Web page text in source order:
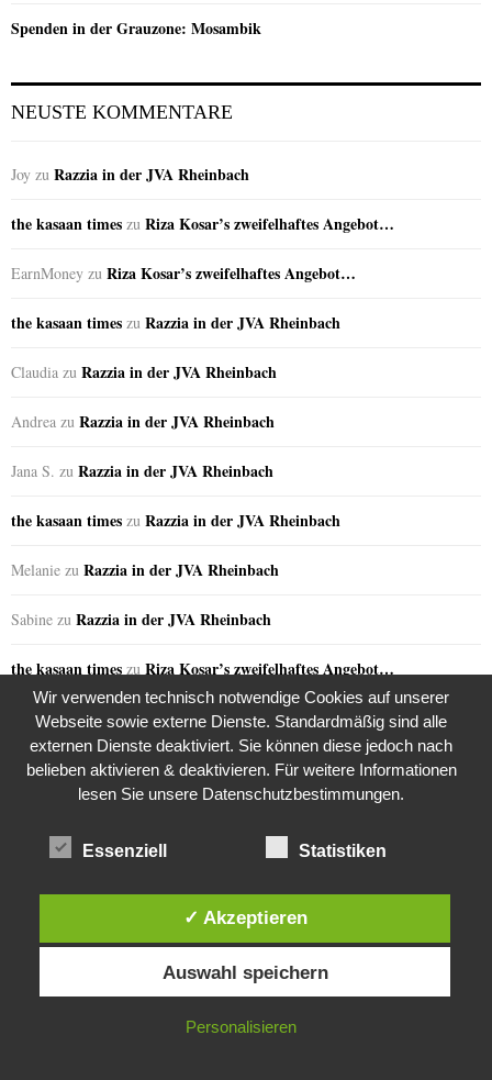
Spenden in der Grauzone: Mosambik
NEUSTE KOMMENTARE
Joy zu Razzia in der JVA Rheinbach
the kasaan times zu Riza Kosar’s zweifelhaftes Angebot…
EarnMoney zu Riza Kosar’s zweifelhaftes Angebot…
the kasaan times zu Razzia in der JVA Rheinbach
Claudia zu Razzia in der JVA Rheinbach
Andrea zu Razzia in der JVA Rheinbach
Jana S. zu Razzia in der JVA Rheinbach
the kasaan times zu Razzia in der JVA Rheinbach
Melanie zu Razzia in der JVA Rheinbach
Sabine zu Razzia in der JVA Rheinbach
the kasaan times zu Riza Kosar’s zweifelhaftes Angebot…
the kasaan timeszuRiza Kosar’s zweifelhaftes Angebot…
the kasaan timeszuRiza Kosar’s zweifelhaftes Angebot…
GERN GELESEN
Diese Website verwendet Cookies. Durch die weitere Nutzung dieser
Website stimmst du der Verwendung von Cookies zu.
IN ORDNUNG
Wir verwenden technisch notwendige Cookies auf unserer
Webseite sowie externe Dienste. Standardmäßig sind alle
externen Dienste deaktiviert. Sie können diese jedoch nach
belieben aktivieren & deaktivieren. Für weitere Informationen
lesen Sie unsere Datenschutzbestimmungen.
Essenziell Statistiken
✓ Akzeptieren
Auswahl speichern
Personalisieren